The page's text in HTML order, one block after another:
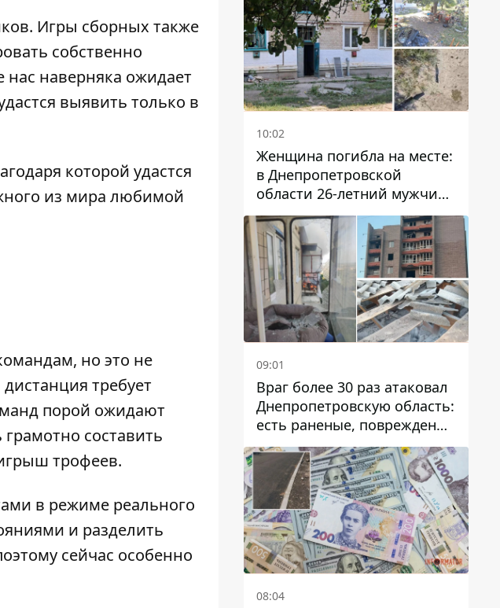
Игры сборных также
собственно
нас наверняка ожидает
выявить только в
которой удастся
из мира любимой
но это не
требует
порой ожидают
составить
трофеев.
в режиме реального
и разделить
сейчас особенно
10:02
Женщина погибла на месте:
в Днепропетровской
области 26-летний мужчина
избил трех человек
металлическим предметом
09:01
Враг более 30 раз атаковал
Днепропетровскую область:
есть раненые, повреждены
лицей, дома и предприятия
08:04